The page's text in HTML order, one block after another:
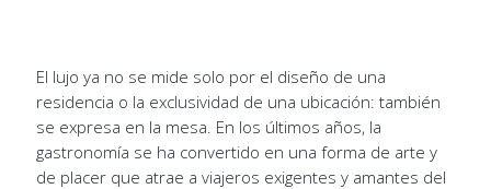
El lujo ya no se mide solo por el diseño de una
residencia o la exclusividad de una ubicación: también
se expresa en la mesa. En los últimos años, la
gastronomía se ha convertido en una forma de arte y
de placer que atrae a viajeros exigentes y amantes del